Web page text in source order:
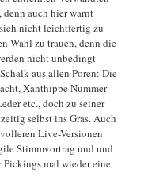
denn auch hier warnt
nicht leichtfertig zu
Wahl zu trauen, denn die
nicht unbedingt
aus allen Poren: Die
Xanthippe Nummer
etc., doch zu seiner
selbst ins Gras. Auch
Live-Versionen
Stimmvortrag und und
Pickings mal wieder eine